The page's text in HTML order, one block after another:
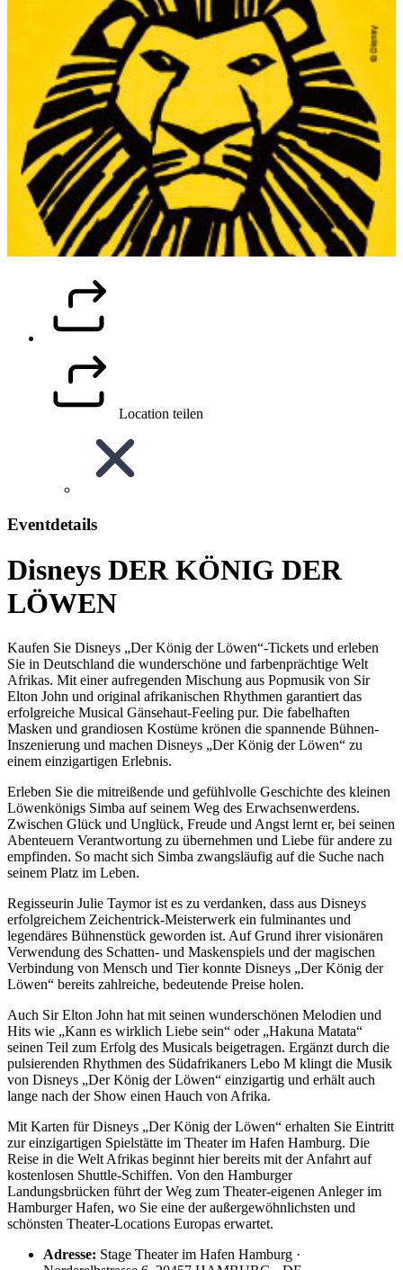
Location teilen
Eventdetails
Disneys DER KÖNIG DER
LÖWEN
Kaufen Sie Disneys „Der König der Löwen“-Tickets und erleben
Sie in Deutschland die wunderschöne und farbenprächtige Welt
Afrikas. Mit einer aufregenden Mischung aus Popmusik von Sir
Elton John und original afrikanischen Rhythmen garantiert das
erfolgreiche Musical Gänsehaut-Feeling pur. Die fabelhaften
Masken und grandiosen Kostüme krönen die spannende Bühnen-
Inszenierung und machen Disneys „Der König der Löwen“ zu
einem einzigartigen Erlebnis.
Erleben Sie die mitreißende und gefühlvolle Geschichte des kleinen
Löwenkönigs Simba auf seinem Weg des Erwachsenwerdens.
Zwischen Glück und Unglück, Freude und Angst lernt er, bei seinen
Abenteuern Verantwortung zu übernehmen und Liebe für andere zu
empfinden. So macht sich Simba zwangsläufig auf die Suche nach
seinem Platz im Leben.
Regisseurin Julie Taymor ist es zu verdanken, dass aus Disneys
erfolgreichem Zeichentrick-Meisterwerk ein fulminantes und
legendäres Bühnenstück geworden ist. Auf Grund ihrer visionären
Verwendung des Schatten- und Maskenspiels und der magischen
Verbindung von Mensch und Tier konnte Disneys „Der König der
Löwen“ bereits zahlreiche, bedeutende Preise holen.
Auch Sir Elton John hat mit seinen wunderschönen Melodien und
Hits wie „Kann es wirklich Liebe sein“ oder „Hakuna Matata“
seinen Teil zum Erfolg des Musicals beigetragen. Ergänzt durch die
pulsierenden Rhythmen des Südafrikaners Lebo M klingt die Musik
von Disneys „Der König der Löwen“ einzigartig und erhält auch
lange nach der Show einen Hauch von Afrika.
Mit Karten für Disneys „Der König der Löwen“ erhalten Sie Eintritt
zur einzigartigen Spielstätte im Theater im Hafen Hamburg. Die
Reise in die Welt Afrikas beginnt hier bereits mit der Anfahrt auf
kostenlosen Shuttle-Schiffen. Von den Hamburger
Landungsbrücken führt der Weg zum Theater-eigenen Anleger im
Hamburger Hafen, wo Sie eine der außergewöhnlichsten und
schönsten Theater-Locations Europas erwartet.
Adresse: Stage Theater im Hafen Hamburg ·